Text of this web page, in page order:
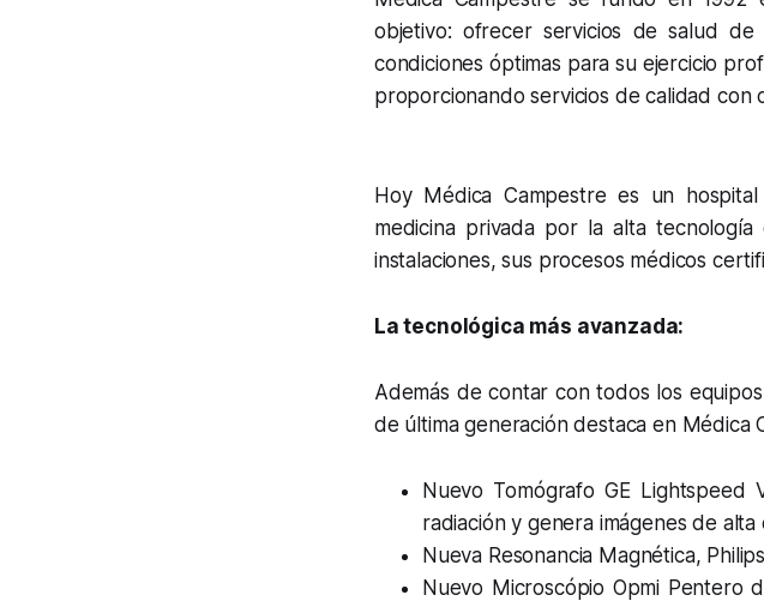
objetivo: ofrecer servicios de salud
condiciones óptimas para su ejercicio
proporcionando servicios de calidad con
Hoy Médica Campestre es un
medicina privada por la alta
instalaciones, sus procesos médicos
La tecnológica más avanzada:
Además de contar con todos los
de última generación destaca en Médica
Nuevo Tomógrafo GE Lightspeed
radiación y genera imágenes de
Nueva Resonancia Magnética,
Nuevo Microscópio Opmi Pentero